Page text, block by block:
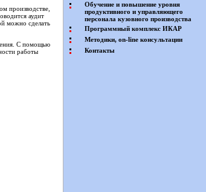
производстве,
аудит
можно сделать
С помощью
работы
Обучение и повышение уровня
продуктивного и управляющего
персонала кузовного производства
Программный комплекс ИКАР
Методики, on-line консультации
Контакты